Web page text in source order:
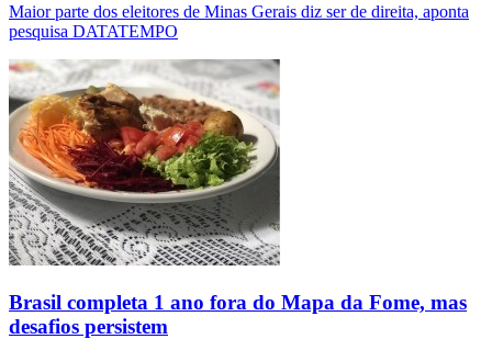
Maior parte dos eleitores de Minas Gerais diz ser de direita, aponta
pesquisa DATATEMPO
Brasil completa 1 ano fora do Mapa da Fome, mas
desafios persistem